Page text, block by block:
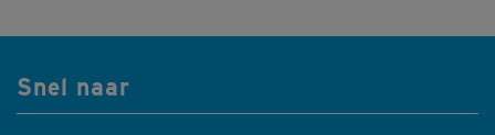
Snel naar